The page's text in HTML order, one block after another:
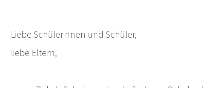
Liebe Schülerinnen und Schüler,
liebe Eltern,